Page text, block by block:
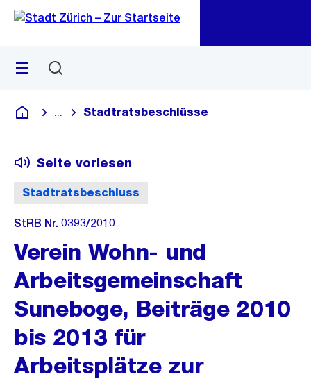
Navigation
Sprunglink
Menü
Deutsch
Blende alle Breadcrumbs ein
Stadtratsbeschlüsse
Stadtratsbeschluss
Seite vorlesen
StRB Nr. 0393/2010
Verein Wohn- und
Arbeitsgemeinschaft
Suneboge, Beiträge 2010
bis 2013 für
Arbeitsplätze zur